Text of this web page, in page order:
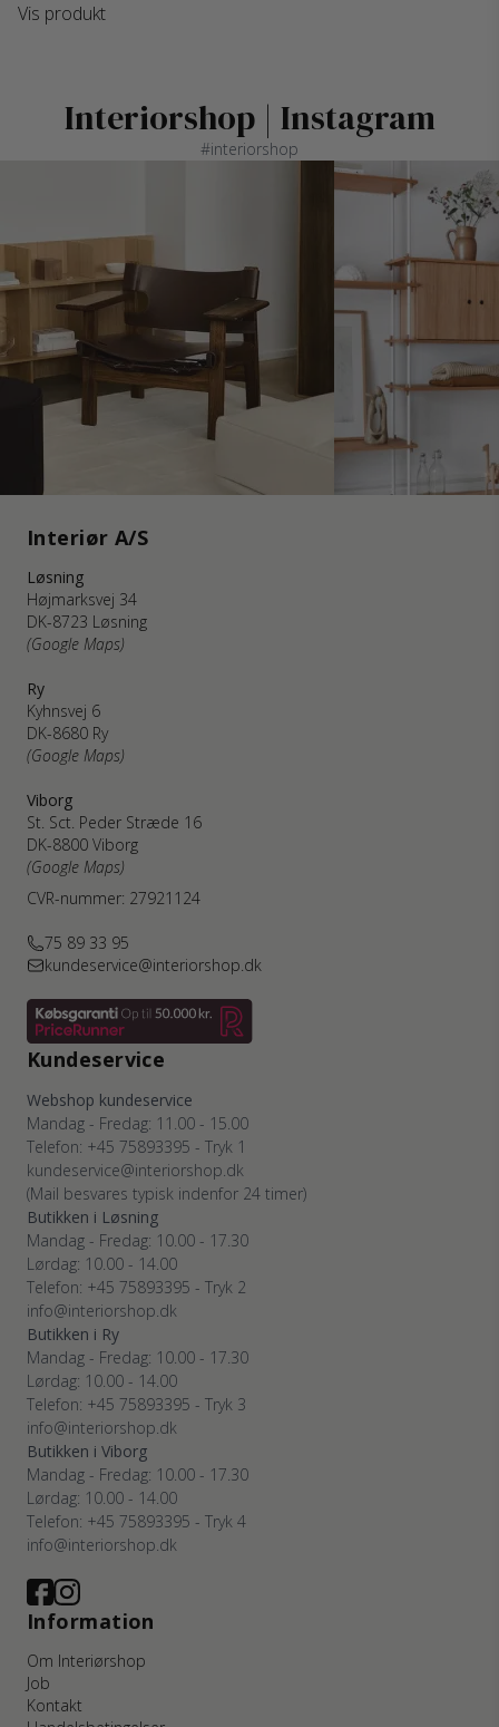
Vis produkt
Interiorshop | Instagram
#interiorshop
Interiør A/S
Løsning
Højmarksvej 34
DK-8723 Løsning
(Google Maps)
Ry
Kyhnsvej 6
DK-8680 Ry
(Google Maps)
Viborg
St. Sct. Peder Stræde 16
DK-8800 Viborg
(Google Maps)
CVR-nummer: 27921124
75 89 33 95
kundeservice@interiorshop.dk
Kundeservice
Webshop kundeservice
Mandag - Fredag: 11.00 - 15.00
Telefon: +45 75893395 - Tryk 1
kundeservice@interiorshop.dk
(Mail besvares typisk indenfor 24 timer)
Butikken i Løsning
Mandag - Fredag: 10.00 - 17.30
Lørdag: 10.00 - 14.00
Telefon: +45 75893395 - Tryk 2
info@interiorshop.dk
Butikken i Ry
Mandag - Fredag: 10.00 - 17.30
Lørdag: 10.00 - 14.00
Telefon: +45 75893395 - Tryk 3
info@interiorshop.dk
Butikken i Viborg
Mandag - Fredag: 10.00 - 17.30
Lørdag: 10.00 - 14.00
Telefon: +45 75893395 - Tryk 4
info@interiorshop.dk
Information
Om Interiørshop
Job
Kontakt